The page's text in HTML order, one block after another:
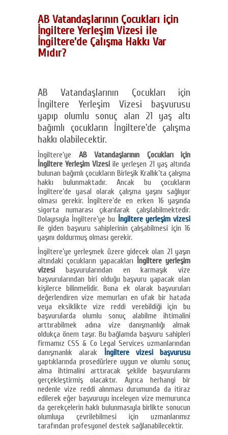
AB Vatandaşlarının Çocukları için
İngiltere Yerleşim Vizesi ile
İngiltere’de Çalışma Hakkı Var
Mıdır?
AB Vatandaşlarının Çocukları için
İngiltere Yerleşim Vizesi başvurusu
yapıp olumlu sonuç alan 21 yaş altı
bağımlı çocukların İngiltere’de çalışma
hakkı olabilecektir.
İngiltere’ye AB Vatandaşlarının Çocukları için
İngiltere Yerleşim Vizesi ile yerleşen 21 yaş altında
bulunan bağımlı çocukların Birleşik Krallık’ta çalışma
hakkı bulunmaktadır. Ancak bu çocukların
İngiltere’de yasal olarak çalışma yaşını sağlıyor
olması gerekir. İngiltere’de en erken 16 yaşında
sigorta numarası çıkarılarak çalışılabilmektedir.
Dolayısıyla İngiltere’ye bu İngiltere yerleşim vizesi
ile giden başvuru sahiplerinin çalışabilmesi için 16
yaşını doldurmuş olması gerekir.
İngiltere’ye yerleşmek üzere gidecek olan 21 yaşın
altındaki çocukların yapacakları İngiltere yerleşim
vizesi başvurularından en karmaşık vize
başvurularından biri olduğu başvuru yapacak olan
kişilerce bilinmelidir. Buna ek olarak başvuruları
değerlendiren vize memurları en ufak bir hatada
veya eksiklikte vize reddi verebildiği için bu
başvurularda olumlu sonuç alabilme ihtimalini
arttırabilmek adına vize danışmanlığı almak
oldukça önem taşır. Bu bağlamda başvuru sahipleri
firmamız CSS & Co Legal Services uzmanlarından
danışmanlık alarak İngiltere vizesi başvurusu
yaptıklarında prosedürlere uygun ve olumlu sonuç
alma ihtimalini arttıracak şekilde başvurularını
gerçekleştirmiş olacaktır. Ayrıca herhangi bir
nedenle vize reddi alınması durumunda da itiraz
edilerek eğer başvuruyu inceleyen vize memurunca
da gerekçelerin haklı bulunmasıyla birlikte sonucun
olumluya çevrilebilmesi için uzmanlarımız
tarafından profesyonel destek sağlanabilecektir.